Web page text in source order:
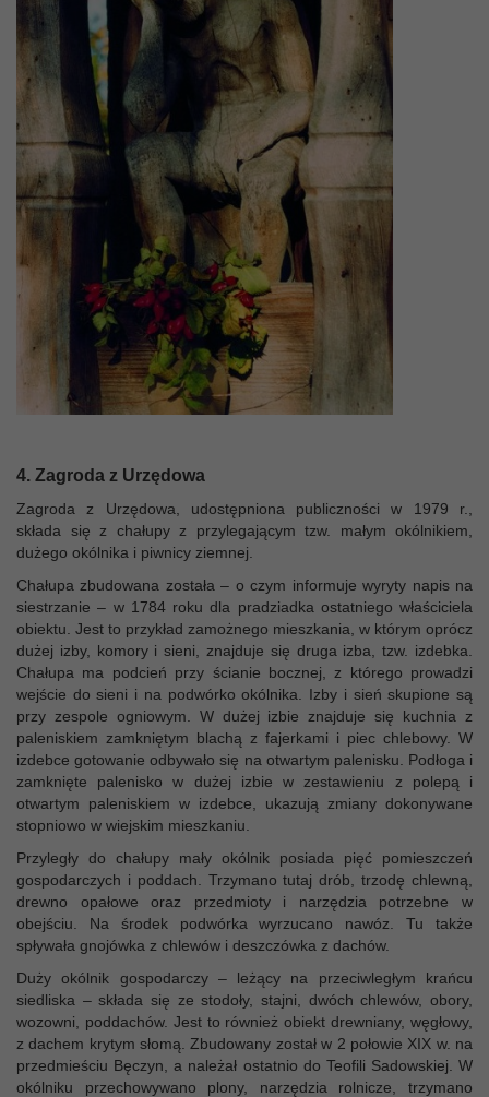
4. Zagroda z Urzędowa
Zagroda z Urzędowa, udostępniona publiczności w 1979 r.,
składa się z chałupy z przylegającym tzw. małym okólnikiem,
dużego okólnika i piwnicy ziemnej.
Chałupa zbudowana została – o czym informuje wyryty napis na
siestrzanie – w 1784 roku dla pradziadka ostatniego właściciela
obiektu. Jest to przykład zamożnego mieszkania, w którym oprócz
dużej izby, komory i sieni, znajduje się druga izba, tzw. izdebka.
Chałupa ma podcień przy ścianie bocznej, z którego prowadzi
wejście do sieni i na podwórko okólnika. Izby i sień skupione są
przy zespole ogniowym. W dużej izbie znajduje się kuchnia z
paleniskiem zamkniętym blachą z fajerkami i piec chlebowy. W
izdebce gotowanie odbywało się na otwartym palenisku. Podłoga i
zamknięte palenisko w dużej izbie w zestawieniu z polepą i
otwartym paleniskiem w izdebce, ukazują zmiany dokonywane
stopniowo w wiejskim mieszkaniu.
Przyległy do chałupy mały okólnik posiada pięć pomieszczeń
gospodarczych i poddach. Trzymano tutaj drób, trzodę chlewną,
drewno opałowe oraz przedmioty i narzędzia potrzebne w
obejściu. Na środek podwórka wyrzucano nawóz. Tu także
spływała gnojówka z chlewów i deszczówka z dachów.
Duży okólnik gospodarczy – leżący na przeciwległym krańcu
siedliska – składa się ze stodoły, stajni, dwóch chlewów, obory,
wozowni, poddachów. Jest to również obiekt drewniany, węgłowy,
z dachem krytym słomą. Zbudowany został w 2 połowie XIX w. na
przedmieściu Bęczyn, a należał ostatnio do Teofili Sadowskiej. W
okólniku przechowywano plony, narzędzia rolnicze, trzymano